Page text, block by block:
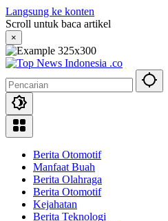
Langsung ke konten
Scroll untuk baca artikel
×
Berita Otomotif
Manfaat Buah
Berita Olahraga
Berita Otomotif
Kejahatan
Berita Teknologi